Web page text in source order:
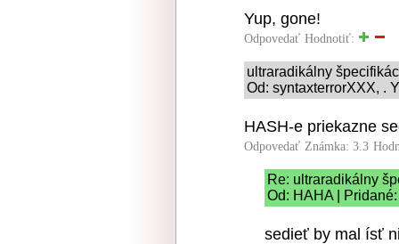
Yup, gone!
Odpovedať Hodnotiť:
ultraradikálny
Od: syntaxterrorXXX, .
HASH-e priekazne
Odpovedať Známka: 3.3
Re: ultraradikálny
Od: HAHA |
sedieť by mal ísť